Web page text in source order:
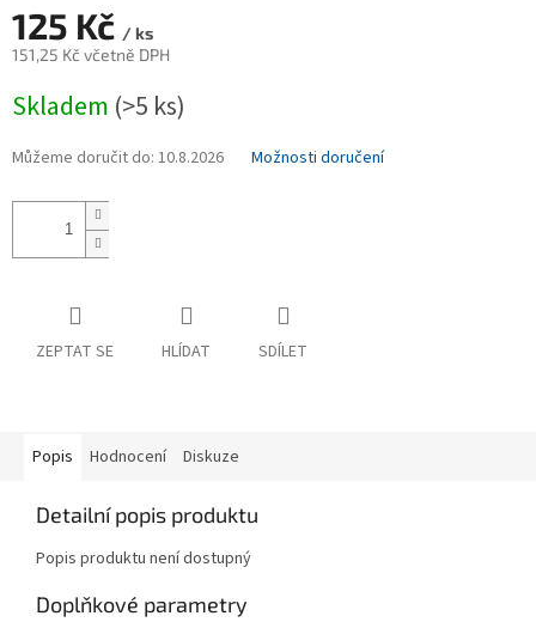
125 Kč / ks
151,25 Kč včetně DPH
cena:
Skladem (>5 ks)
Můžeme doručit do: 10.8.2026 Možnosti doručení
ZEPTAT SE HLÍDAT SDÍLET
Popis Hodnocení Diskuze
Detailní popis produktu
Popis produktu není dostupný
Doplňkové parametry